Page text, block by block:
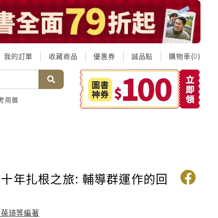
我的訂單 收藏商品 優惠券 誠品點 購物車(0)
用展
年扎根之旅: 輔導群運作的回
琦等編著